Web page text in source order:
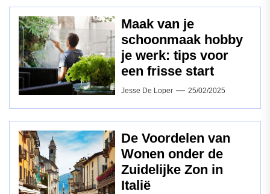
Maak van je
schoonmaak hobby
je werk: tips voor
een frisse start
Jesse De Loper 25/02/2025
De Voordelen van
Wonen onder de
Zuidelijke Zon in
Italië